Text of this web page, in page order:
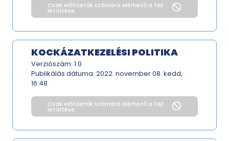
Csak előfizetők számára elérhető a fájl
letöltése.
KOCKÁZATKEZELÉSI POLITIKA
Verziószám: 1.0
Publikálás dátuma: 2022. november 08. kedd,
16:48
Csak előfizetők számára elérhető a fájl
letöltése.